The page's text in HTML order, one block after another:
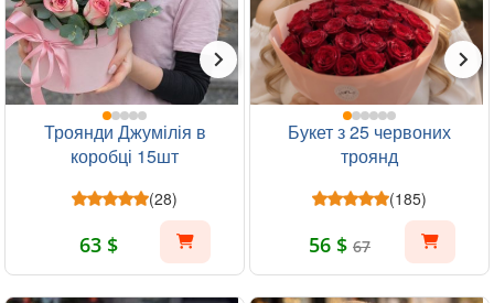
Троянди Джумілія в
коробці 15шт
(28)
63 $
Букет з 25 червоних
троянд
(185)
56 $ 67